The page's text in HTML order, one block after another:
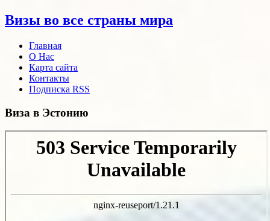
Визы во все страны мира
Главная
О Нас
Карта сайта
Контакты
Подписка RSS
Виза в Эстонию